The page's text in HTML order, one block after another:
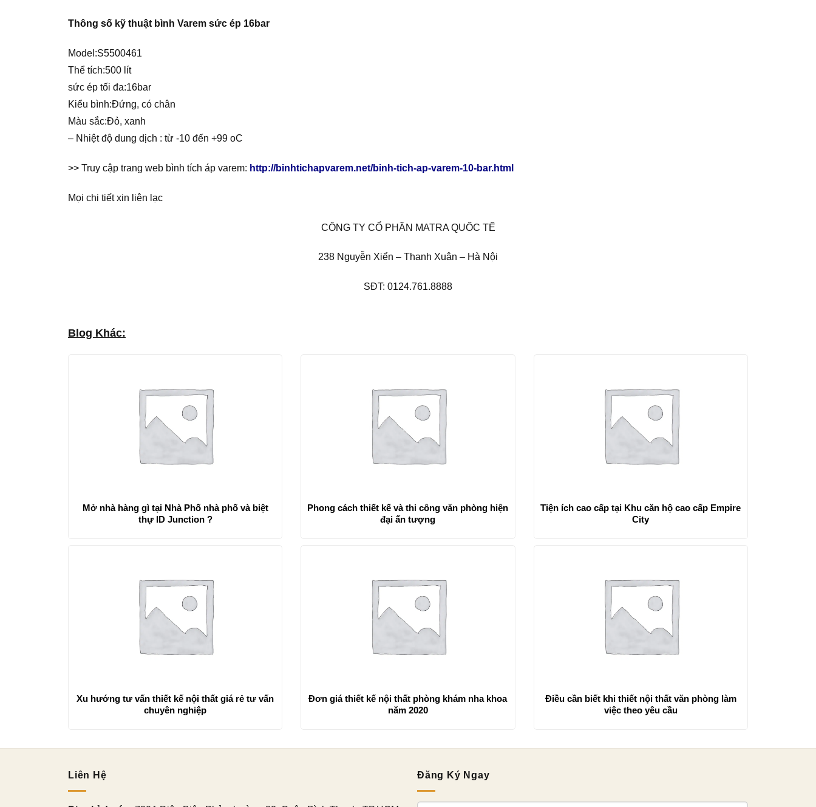
Thông số kỹ thuật bình Varem sức ép 16bar
Model:S5500461
Thể tích:500 lít
sức ép tối đa:16bar
Kiểu bình:Đứng, có chân
Màu sắc:Đỏ, xanh
– Nhiệt độ dung dịch : từ -10 đến +99 oC
>> Truy cập trang web bình tích áp varem: http://binhtichapvarem.net/binh-tich-ap-varem-10-bar.html
Mọi chi tiết xin liên lạc
CÔNG TY CỔ PHẦN MATRA QUỐC TẾ
238 Nguyễn Xiển – Thanh Xuân – Hà Nội
SĐT: 0124.761.8888
Blog Khác:
Mở nhà hàng gì tại Nhà Phố nhà phố và biệt
thự ID Junction ?
Phong cách thiết kế và thi công văn phòng hiện
đại ấn tượng
Tiện ích cao cấp tại Khu căn hộ cao cấp Empire
City
Xu hướng tư vấn thiết kế nội thất giá rẻ tư vấn
chuyên nghiệp
Đơn giá thiết kế nội thất phòng khám nha khoa
năm 2020
Điều cần biết khi thiết nội thất văn phòng làm
việc theo yêu cầu
Liên Hệ Đăng Ký Ngay